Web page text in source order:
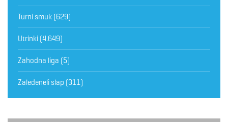
Turni smuk (629)
Utrinki (4.649)
Zahodna liga (5)
Zaledeneli slap (311)